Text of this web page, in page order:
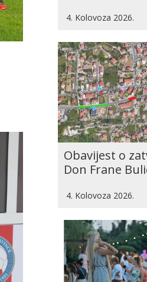
4. Kolovoza 2026.
Obavijest o
Don Frane
4. Kolovoza 2026.